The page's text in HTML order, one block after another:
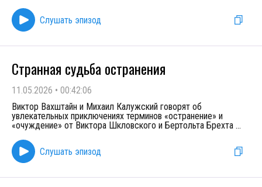
Слушать эпизод
Странная судьба остранения
11.05.2026 • 00:42:06
Виктор Вахштайн и Михаил Калужский говорят об
увлекательных приключениях терминов «остранение» и
«очуждение» от Виктора Шкловского и Бертольта Брехта ...
Слушать эпизод